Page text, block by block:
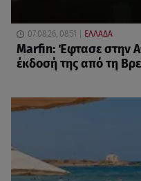
07.08.26, 08:51 ΕΛΛΑΔΑ
Marfin: Έφτασε στην
έκδοσή της από τη